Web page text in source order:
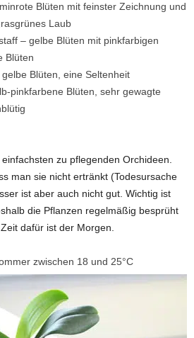
Blüten mit feinster Zeichnung und
Laub
– gelbe Blüten mit pinkfarbigen
Blüten
gelbe Blüten, eine Seltenheit
pinkfarbene Blüten, sehr gewagte
zu pflegenden Orchideen.
man sie nicht ertränkt (Todesursache
ist aber auch nicht gut. Wichtig ist
die Pflanzen regelmäßig besprüht
dafür ist der Morgen.
zwischen 18 und 25°C